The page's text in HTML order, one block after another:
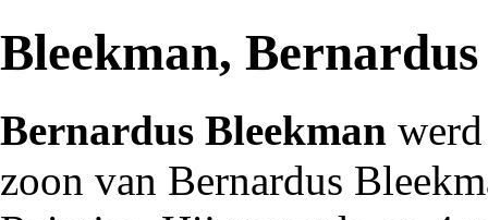
Bleekman, Bernardus
Bernardus Bleekman
zoon van Bernardus